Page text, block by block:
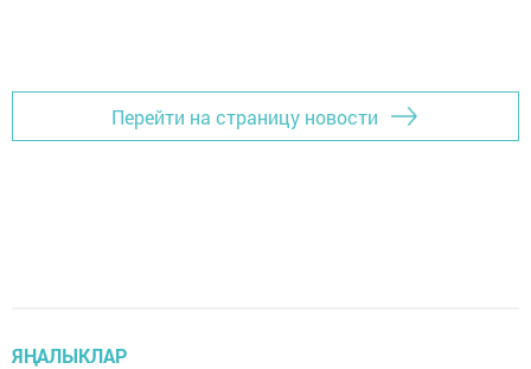
Перейти на страницу новости
ЯҢАЛЫКЛАР